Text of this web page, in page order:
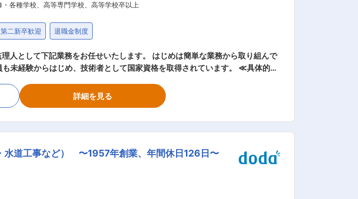
各種学校、高等専門学校、高等学校卒以上
第二新卒歓迎 退職金制度
人として下記業務をお任せいたします。 はじめは簡単な業務から取り組んで
未経験からはじめ、技術者として国家資格を取得されています。 ≪具体的な
にあたる作業員の安全を守るための安全管理や、決められた期間・品質で施
す。 ・工事計画を立てる…現場の流れをある程度理解できるようになった後
存在として、またご支持いただくために当社と当社に関連する人々が働きや
ンス、そしてリニューアルに至るまで総合的な環境づくりのプロ集団とし
紹介致します。 ・ 引っ越し代は全額会社負担とする。（良識の範囲内で）
詳細を見る
水道工事など） 〜1957年創業、年間休日126日〜